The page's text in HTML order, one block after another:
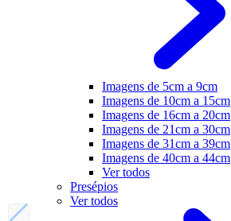
Imagens de 5cm a 9cm
Imagens de 10cm a 15cm
Imagens de 16cm a 20cm
Imagens de 21cm a 30cm
Imagens de 31cm a 39cm
Imagens de 40cm a 44cm
Ver todos
Presépios
Ver todos